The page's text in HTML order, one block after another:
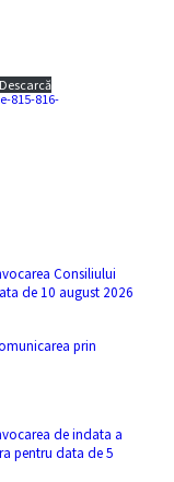
Descarcă
815-816-
Consiliului
de 10 august 2026
prin
de indata a
pentru data de 5